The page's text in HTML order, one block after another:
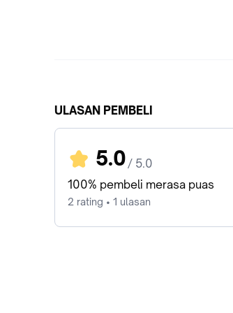
ULASAN PEMBELI
5.0 / 5.0
100% pembeli merasa puas
2 rating • 1 ulasan